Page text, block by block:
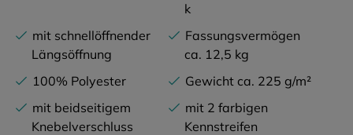
k
mit schnellöffnender
Längsöffnung
Fassungsvermögen
ca. 12,5 kg
100% Polyester
Gewicht ca. 225 g/m²
mit beidseitigem
Knebelverschluss
mit 2 farbigen
Kennstreifen